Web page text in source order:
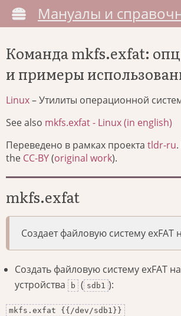
Мануалы и
Команда mkfs.exfat:
и примеры
Linux– Утилиты операционной
See also mkfs.exfat - Linux (in english)
Переведено в рамках проекта tldr-ru
the CC-BY(original work).
mkfs.exfat
Создает файловую систему exFAT
Создать файловую систему exFAT
устройства b ( sdb1 ):
mkfs.exfat {{/dev/sdb1}}